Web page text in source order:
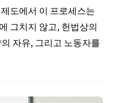
도에서 이 프로세스는
그치지 않고, 헌법상의
자유, 그리고 노동자를